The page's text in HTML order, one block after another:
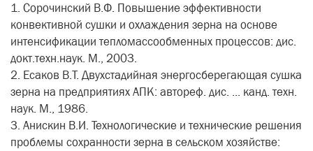
1. Сорочинский В.Ф. Повышение эффективности
конвективной сушки и охлаждения зерна на основе
интенсификации тепломассообменных процессов: дис.
докт.техн.наук. М., 2003.
2. Есаков В.Т. Двухстадийная энергосберегающая сушка
зерна на предприятиях АПК: автореф. дис. ... канд. техн.
наук. М., 1986.
3. Анискин В.И. Технологические и технические решения
проблемы сохранности зерна в сельском хозяйстве: